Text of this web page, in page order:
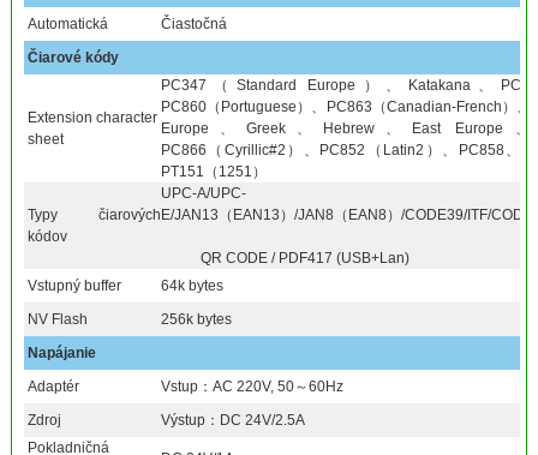
Automatická
Čiastočná
Čiarové kódy
Extension character
sheet
PC347（Standard Europe）、Katakana、
PC860（Portuguese）、PC863（Canadian-French）、
Europe、Greek、Hebrew、East Europe
PC866（Cyrillic#2）、PC852（Latin2）、PC858、
PT151（1251）
Typy čiarových
kódov
UPC-A/UPC-
E/JAN13（EAN13）/JAN8（EAN8）/CODE39/ITF/
QR CODE / PDF417 (USB+Lan)
Vstupný buffer
64k bytes
NV Flash
256k bytes
Napájanie
Adaptér
Vstup：AC 220V, 50～60Hz
Zdroj
Výstup：DC 24V/2.5A
Pokladničná